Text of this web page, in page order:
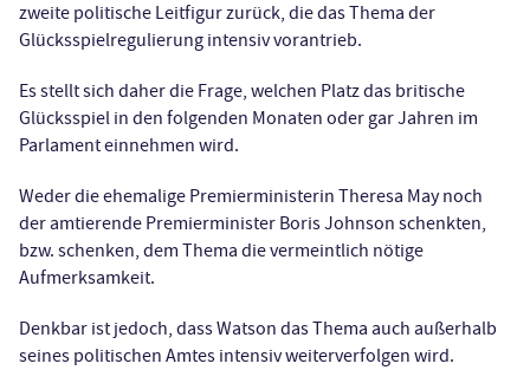
zweite politische Leitfigur zurück, die das Thema der
Glücksspielregulierung intensiv vorantrieb.
Es stellt sich daher die Frage, welchen Platz das britische
Glücksspiel in den folgenden Monaten oder gar Jahren im
Parlament einnehmen wird.
Weder die ehemalige Premierministerin Theresa May noch
der amtierende Premierminister Boris Johnson schenkten,
bzw. schenken, dem Thema die vermeintlich nötige
Aufmerksamkeit.
Denkbar ist jedoch, dass Watson das Thema auch außerhalb
seines politischen Amtes intensiv weiterverfolgen wird.